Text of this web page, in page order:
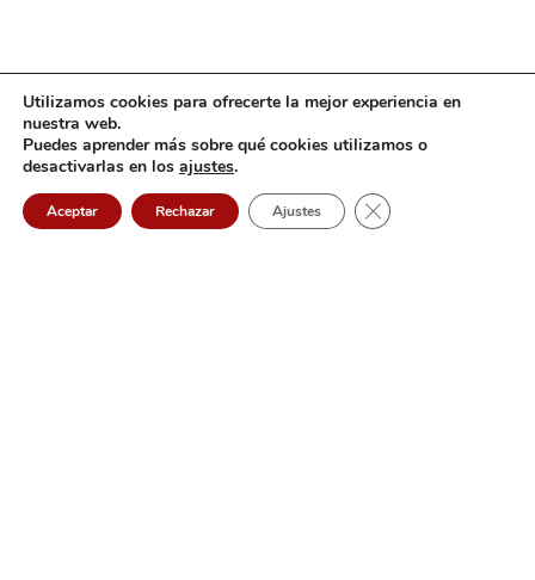
Utilizamos cookies para ofrecerte la mejor experiencia en
nuestra web.
Puedes aprender más sobre qué cookies utilizamos o
desactivarlas en los ajustes.
Aceptar Rechazar Ajustes Cerrar el banner de